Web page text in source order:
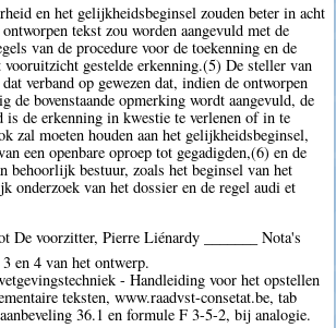
en het gelijkheidsbeginsel zouden beter in acht
tekst zou worden aangevuld met de
van de procedure voor de toekenning en de
gestelde erkenning.(5) De steller van
verband op gewezen dat, indien de ontworpen
de bovenstaande opmerking wordt aangevuld, de
is de erkenning in kwestie te verlenen of in te
zal moeten houden aan het gelijkheidsbeginsel,
een openbare oproep tot gegadigden,(6) en de
behoorlijk bestuur, zoals het beginsel van het
onderzoek van het dossier en de regel audi et
De voorzitter, Pierre Liénardy _______ Nota's
en 4 van het ontwerp.
- Handleiding voor het opstellen
teksten, www.raadvst-consetat.be, tab
36.1 en formule F 3-5-2, bij analogie.